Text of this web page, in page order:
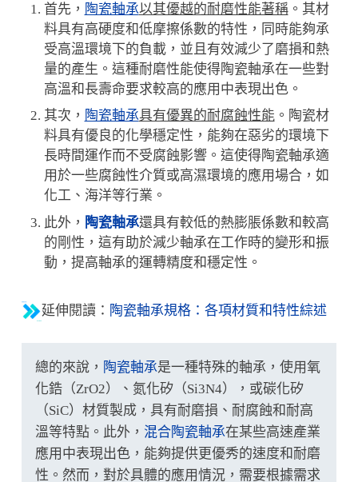
首先， 陶瓷軸承以其優越的耐磨性能著稱。其材
料具有高硬度和低摩擦係數的特性，同時能夠承
受高溫環境下的負載，並且有效減少了磨損和熱
量的產生。這種耐磨性能使得陶瓷軸承在一些對
高溫和長壽命要求較高的應用中表現出色。
其次， 陶瓷軸承具有優異的耐腐蝕性能。陶瓷材
料具有優良的化學穩定性，能夠在惡劣的環境下
長時間運作而不受腐蝕影響。這使得陶瓷軸承適
用於一些腐蝕性介質或高濕環境的應用場合，如
化工、海洋等行業。
此外， 陶瓷軸承還具有較低的熱膨脹係數和較高
的剛性，這有助於減少軸承在工作時的變形和振
動，提高軸承的運轉精度和穩定性。
延伸閱讀： 陶瓷軸承規格：各項材質和特性綜述
總的來說， 陶瓷軸承是一種特殊的軸承，使用氧
化鋯（ZrO2）、氮化矽（Si3N4），或碳化矽
（SiC）材質製成，具有耐磨損、耐腐蝕和耐高
溫等特點。此外， 混合陶瓷軸承在某些高速產業
應用中表現出色，能夠提供更優秀的速度和耐磨
性。然而，對於具體的應用情況，需要根據需求